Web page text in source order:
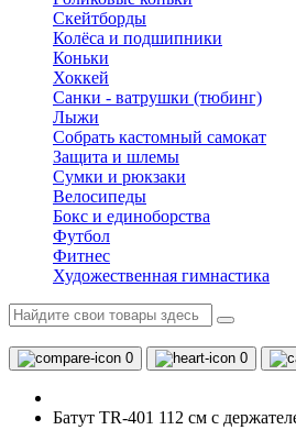
Скейтборды
Колёса и подшипники
Коньки
Хоккей
Санки - ватрушки (тюбинг)
Лыжи
Собрать кастомный самокат
Защита и шлемы
Сумки и рюкзаки
Велосипеды
Бокс и единоборства
Футбол
Фитнес
Художественная гимнастика
0 0
Батут TR-401 112 см с